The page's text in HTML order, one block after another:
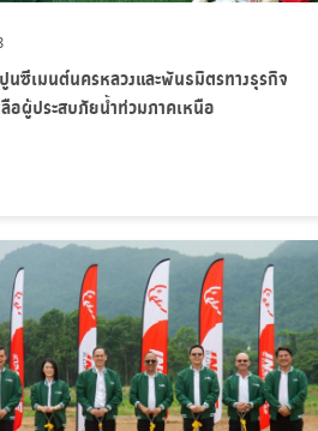
ซีเมนต์นครหลวงและพันธมิตรทางธุรกิจ
อผู้ประสบภัยน้ำท่วมภาคเหนือ